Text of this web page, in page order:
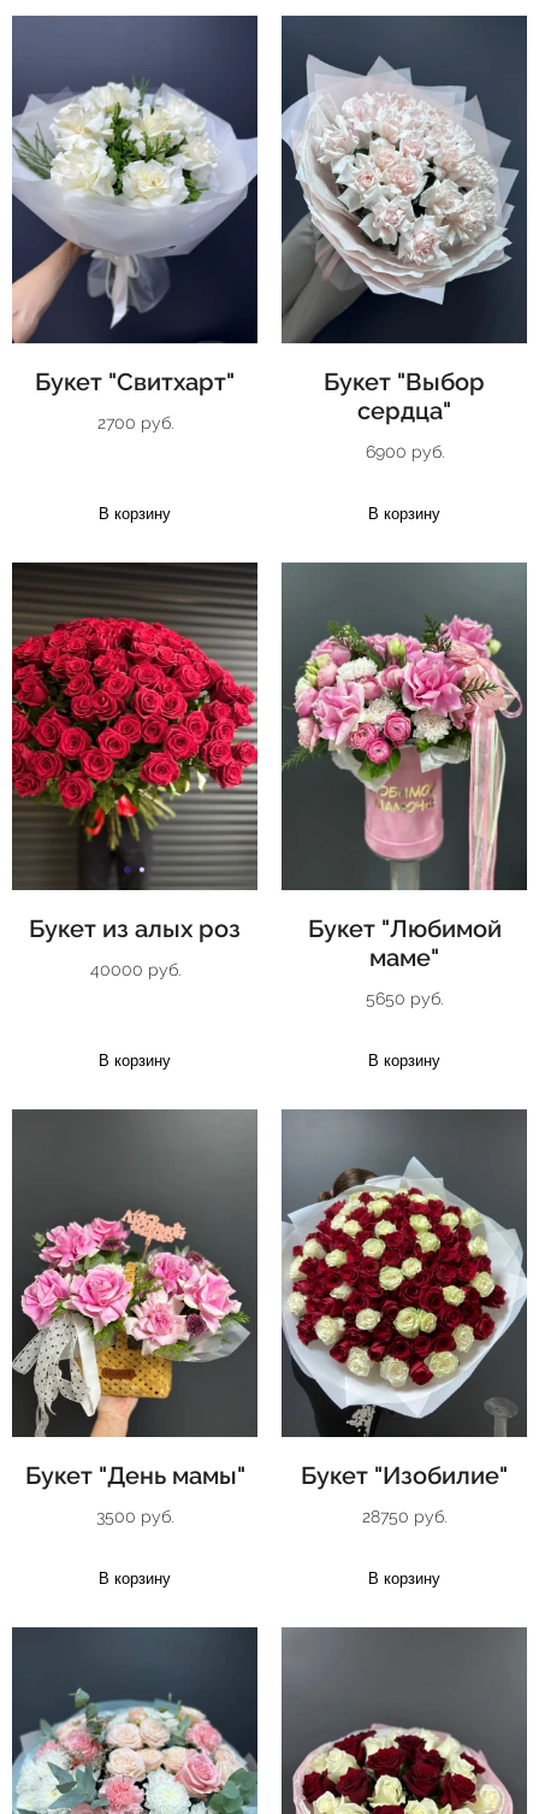
Букет "Свитхарт"
2700 руб.
В корзину
Букет "Выбор
сердца"
6900 руб.
В корзину
Букет из алых роз
40000 руб.
В корзину
Букет "Любимой
маме"
5650 руб.
В корзину
Букет "День мамы"
3500 руб.
В корзину
Букет "Изобилие"
28750 руб.
В корзину